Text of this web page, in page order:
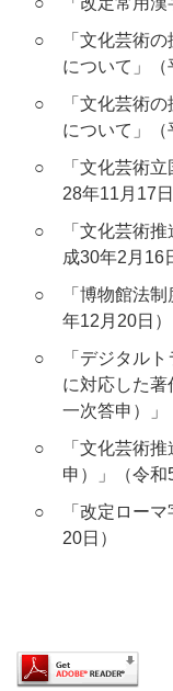
○
「文化芸術
について」（
○
「文化芸術
について」（
○
「文化芸術
28年11月17日
○
「文化芸術
成30年2月16
○
「博物館法
年12月20日）
○
「デジタル
に対応した
一次答申）」
○
「文化芸術
申）」（令和
○
「改定ロー
20日）